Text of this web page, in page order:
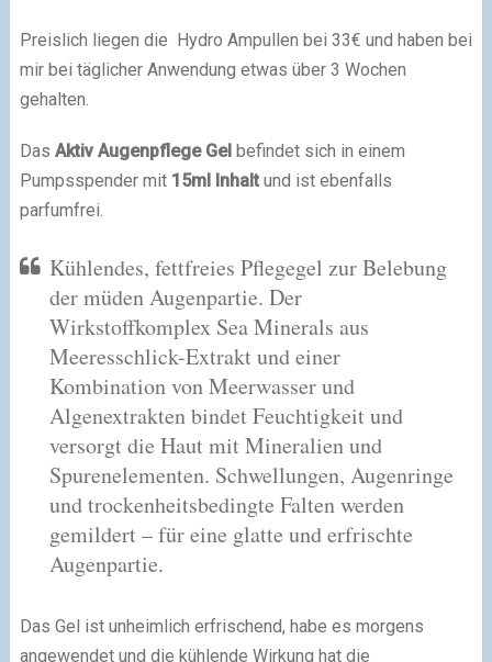
Preislich liegen die Hydro Ampullen bei 33€ und haben bei
mir bei täglicher Anwendung etwas über 3 Wochen
gehalten.
Das Aktiv Augenpflege Gel befindet sich in einem
Pumpsspender mit 15ml Inhalt und ist ebenfalls
parfumfrei.
Kühlendes, fettfreies Pflegegel zur Belebung
der müden Augenpartie. Der
Wirkstoffkomplex Sea Minerals aus
Meeresschlick-Extrakt und einer
Kombination von Meerwasser und
Algenextrakten bindet Feuchtigkeit und
versorgt die Haut mit Mineralien und
Spurenelementen. Schwellungen, Augenringe
und trockenheitsbedingte Falten werden
gemildert – für eine glatte und erfrischte
Augenpartie.
Das Gel ist unheimlich erfrischend, habe es morgens
angewendet und die kühlende Wirkung hat die